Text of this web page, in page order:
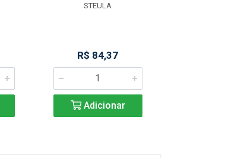
STEULA
R$ 84,37
Adicionar